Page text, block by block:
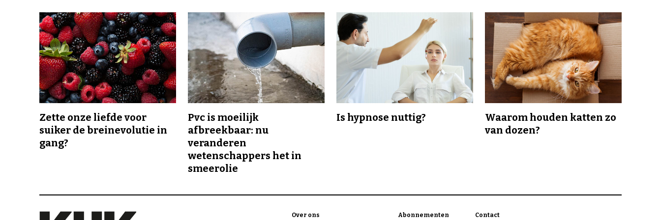
Zette onze liefde voor
suiker de breinevolutie in
gang?
Pvc is moeilijk
afbreekbaar: nu
veranderen
wetenschappers het in
smeerolie
Is hypnose nuttig?
Waarom houden katten zo
van dozen?
Over ons Abonnementen Contact